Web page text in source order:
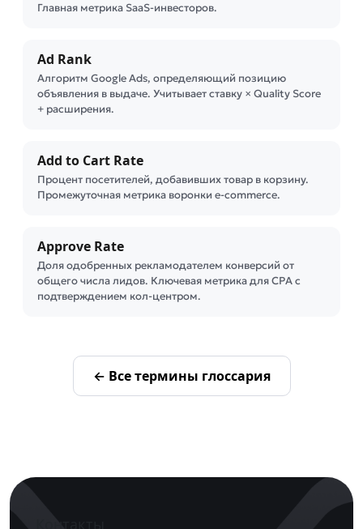
Главная метрика SaaS-инвесторов.
Ad Rank
Алгоритм Google Ads, определяющий позицию
объявления в выдаче. Учитывает ставку × Quality Score
+ расширения.
Add to Cart Rate
Процент посетителей, добавивших товар в корзину.
Промежуточная метрика воронки e-commerce.
Approve Rate
Доля одобренных рекламодателем конверсий от
общего числа лидов. Ключевая метрика для CPA с
подтверждением кол-центром.
← Все термины глоссария